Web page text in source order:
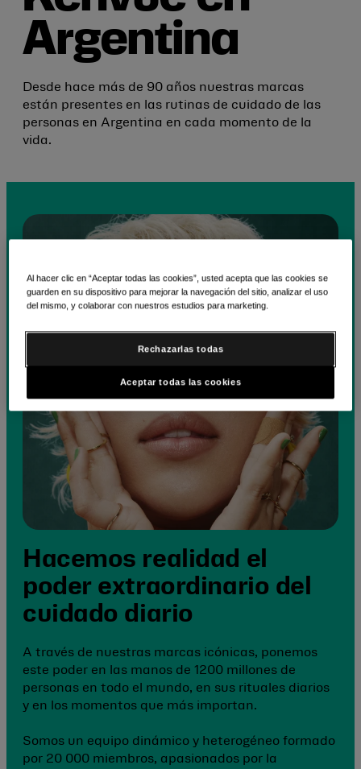
Argentina
Desde hace más de 90 años nuestras marcas
están presentes en las rutinas de cuidado de las
personas en Argentina en cada momento de la
vida.
Hacemos realidad el
poder extraordinario del
cuidado diario
A través de nuestras marcas icónicas, ponemos
este poder en las manos de 1200 millones de
personas en todo el mundo, en sus rituales diarios
y en los momentos que más importan.
Somos un equipo dinámico y heterogéneo formado
por 20 000 miembros, apasionados por la
Al hacer clic en “Aceptar todas las cookies”, usted acepta que las cookies se
guarden en su dispositivo para mejorar la navegación del sitio, analizar el uso
del mismo, y colaborar con nuestros estudios para marketing.
Rechazarlas todas
Aceptar todas las cookies